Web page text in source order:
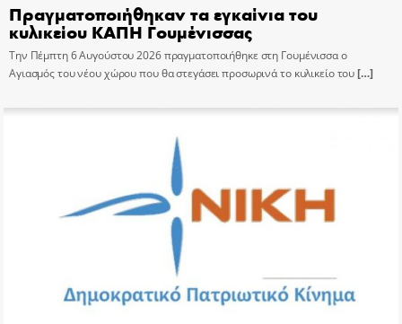
Πραγματοποιήθηκαν τα εγκαίνια του
κυλικείου ΚΑΠΗ Γουμένισσας
Την Πέμπτη 6 Αυγούστου 2026 πραγματοποιήθηκε στη Γουμένισσα ο
Αγιασμός του νέου χώρου που θα στεγάσει προσωρινά το κυλικείο του[…]